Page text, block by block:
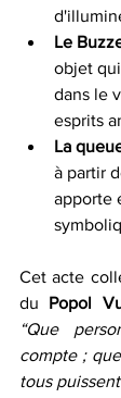
Le
objet
dans le
esprits
La
à partir
apporte
Cet acte
du Popol
“Que
compte ;
tous